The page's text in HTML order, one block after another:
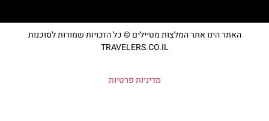
האתר הינו אתר המלצות מטיילים © כל הזכויות שמורות לסוכנות
TRAVELERS.CO.IL
מדיניות פרטיות